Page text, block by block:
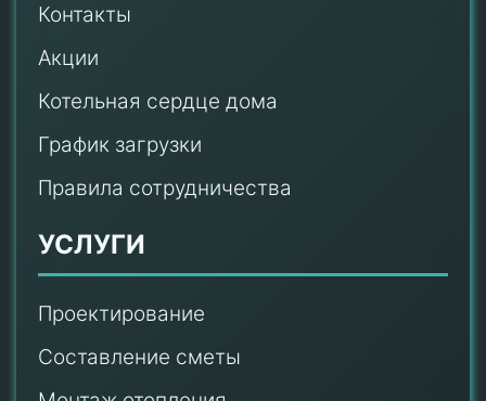
Контакты
Акции
Котельная сердце дома
График загрузки
Правила сотрудничества
УСЛУГИ
Проектирование
Составление сметы